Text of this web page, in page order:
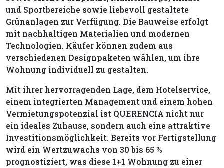
und Sportbereiche sowie liebevoll gestaltete
Grünanlagen zur Verfügung. Die Bauweise erfolgt
mit nachhaltigen Materialien und modernen
Technologien. Käufer können zudem aus
verschiedenen Designpaketen wählen, um ihre
Wohnung individuell zu gestalten.
Mit ihrer hervorragenden Lage, dem Hotelservice,
einem integrierten Management und einem hohen
Vermietungspotenzial ist QUERENCIA nicht nur
ein ideales Zuhause, sondern auch eine attraktive
Investitionsmöglichkeit. Bereits vor Fertigstellung
wird ein Wertzuwachs von 30 bis 65 %
prognostiziert, was diese 1+1 Wohnung zu einer